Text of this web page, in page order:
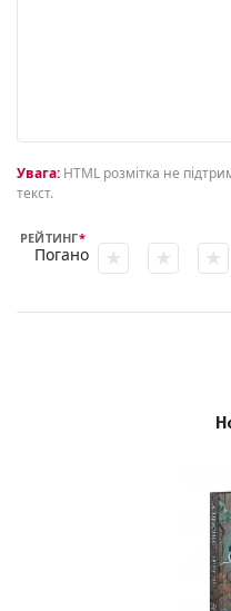
Увага: HTML розмітка не
текст.
РЕЙТИНГ
Погано